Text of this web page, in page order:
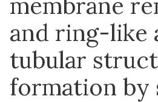
and ring-like
tubular
formation by